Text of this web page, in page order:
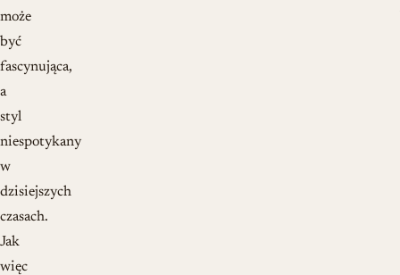
może
być
fascynująca,
a
styl
niespotykany
w
dzisiejszych
czasach.
Jak
więc